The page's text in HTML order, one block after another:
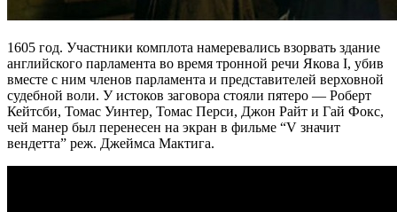
1605 год. Участники комплота намеревались взорвать здание
английского парламента во время тронной речи Якова I, убив
вместе с ним членов парламента и представителей верховной
судебной воли. У истоков заговора стояли пятеро — Роберт
Кейтсби, Томас Уинтер, Томас Перси, Джон Райт и Гай Фокс,
чей манер был перенесен на экран в фильме “V значит
вендетта” реж. Джеймса Мактига.